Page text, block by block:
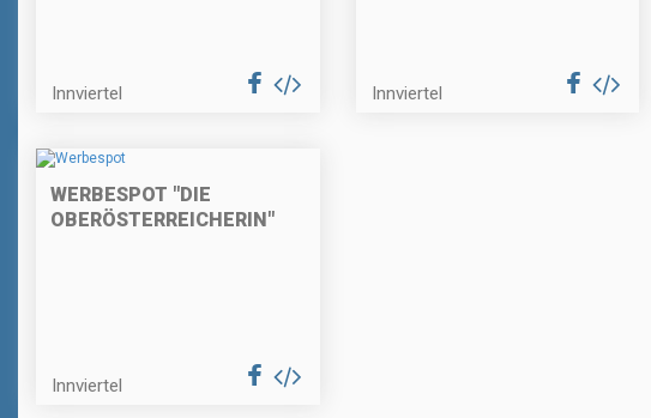
Innviertel Innviertel
WERBESPOT "DIE
OBERÖSTERREICHERIN"
Innviertel